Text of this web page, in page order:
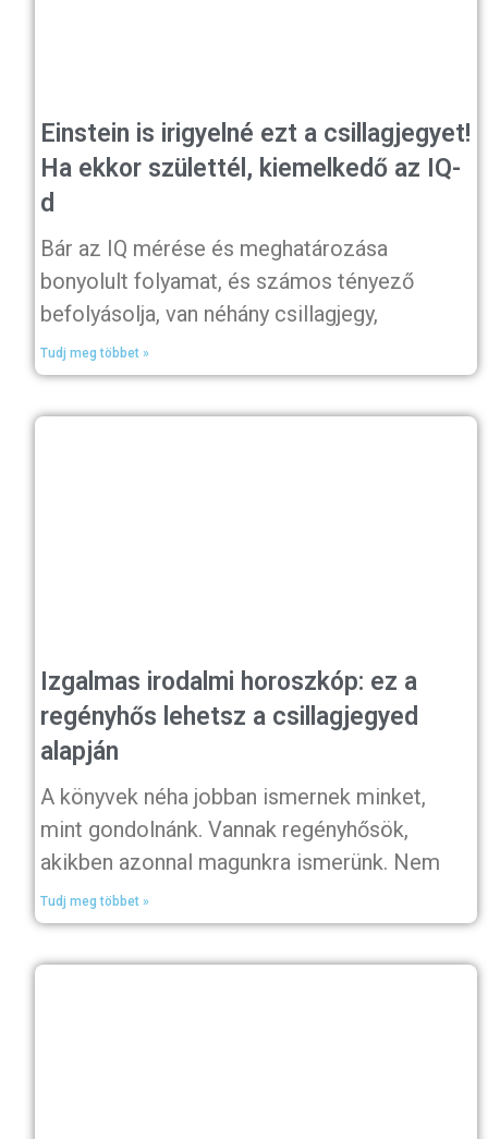
Einstein is irigyelné ezt a csillagjegyet!
Ha ekkor születtél, kiemelkedő az IQ-
d
Bár az IQ mérése és meghatározása
bonyolult folyamat, és számos tényező
befolyásolja, van néhány csillagjegy,
Tudj meg többet »
Izgalmas irodalmi horoszkóp: ez a
regényhős lehetsz a csillagjegyed
alapján
A könyvek néha jobban ismernek minket,
mint gondolnánk. Vannak regényhősök,
akikben azonnal magunkra ismerünk. Nem
Tudj meg többet »